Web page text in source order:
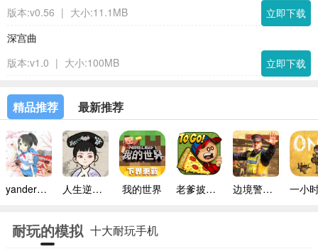
版本:v0.56 | 大小:11.1MB
立即下载
深宫曲
版本:v1.0 | 大小:100MB 立即下载
精品推荐 最新推荐
yandere simulator手机版 人生逆袭路免广告 我的世界 老爹披萨店手机版 边境警察官中文版
耐玩的模拟 十大耐玩手机